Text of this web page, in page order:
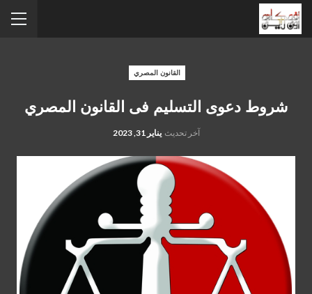
القانون المصري
شروط دعوى التسليم فى القانون المصري
آخر تحديث يناير 31, 2023